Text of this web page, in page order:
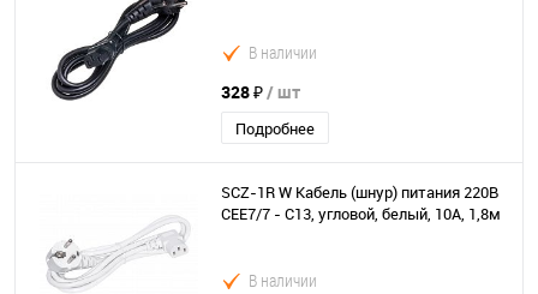
В наличии
328 ₽/ шт
Подробнее
SCZ-1R W Кабель (шнур) питания 220В
CEE7/7 - C13, угловой, белый, 10А, 1,8м
В наличии